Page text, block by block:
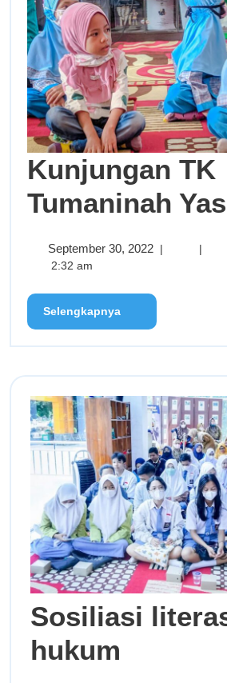
Kunjungan TK
Tumaninah
September 30, 2022 | |
2:32 am
Selengkapnya
Sosiliasi
hukum